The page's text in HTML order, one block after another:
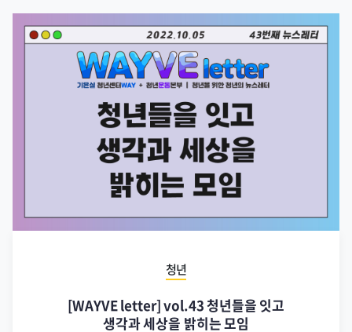
청년
[WAYVE letter] vol.43 청년들을 잇고
생각과 세상을 밝히는 모임